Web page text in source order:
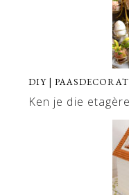
DIY |
Ken je die